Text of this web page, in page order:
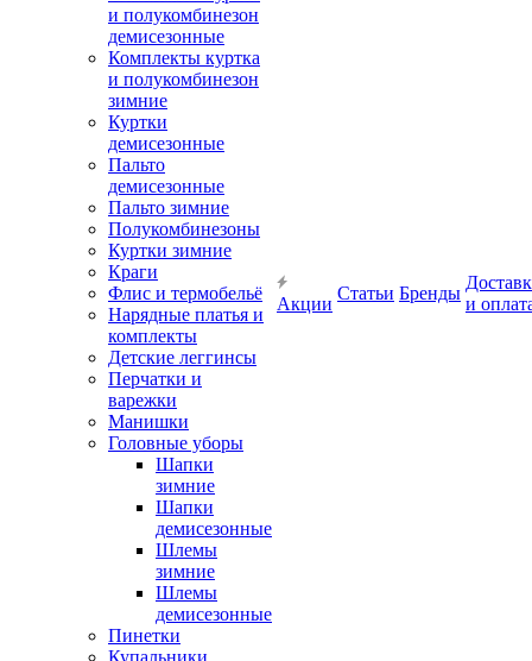
и полукомбинезон
демисезонные
Комплекты куртка
и полукомбинезон
зимние
Куртки
демисезонные
Пальто
демисезонные
Пальто зимние
Полукомбинезоны
Куртки зимние
Краги
Флис и термобельё
Нарядные платья и
комплекты
Детские леггинсы
Перчатки и
варежки
Манишки
Головные уборы
Шапки
зимние
Шапки
демисезонные
Шлемы
зимние
Шлемы
демисезонные
Пинетки
Купальники
Акции
Статьи Бренды
и